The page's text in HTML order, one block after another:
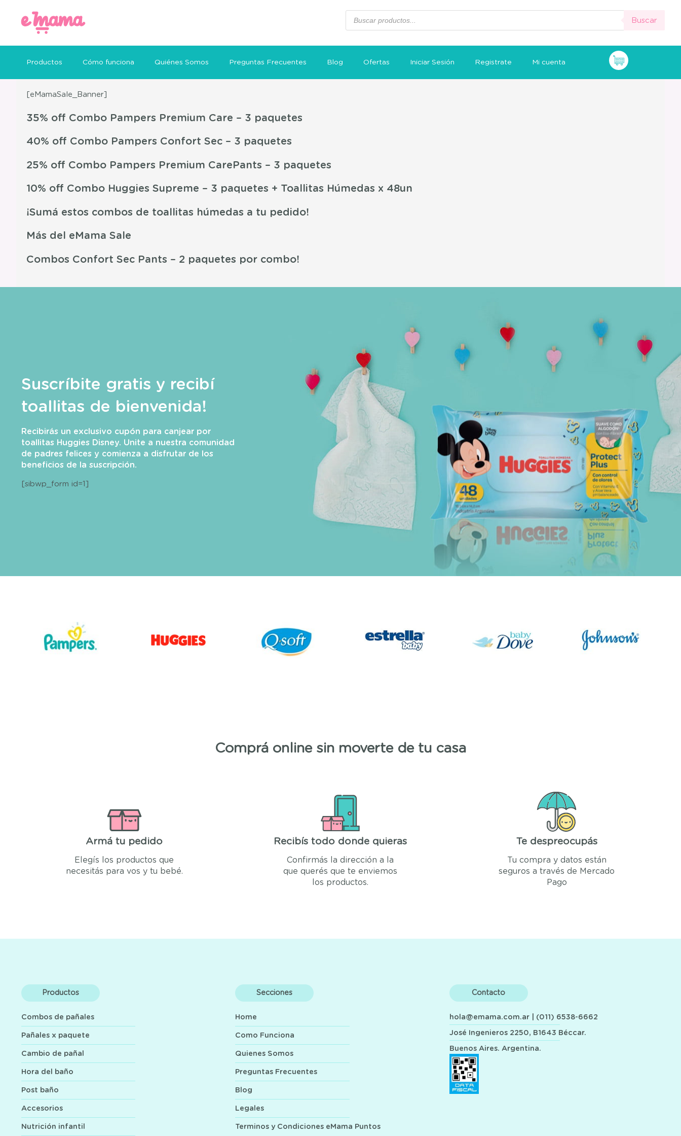
Buscar
Productos Cómo funciona Quiénes Somos Preguntas Frecuentes Blog Ofertas Iniciar Sesión Registrate Mi cuenta
[eMamaSale_Banner]
35% off Combo Pampers Premium Care – 3 paquetes
40% off Combo Pampers Confort Sec – 3 paquetes
25% off Combo Pampers Premium CarePants – 3 paquetes
10% off Combo Huggies Supreme – 3 paquetes + Toallitas Húmedas x 48un
¡Sumá estos combos de toallitas húmedas a tu pedido!
Más del eMama Sale
Combos Confort Sec Pants – 2 paquetes por combo!
Suscríbite gratis y recibí
toallitas de bienvenida!
Recibirás un exclusivo cupón para canjear por
toallitas Huggies Disney. Unite a nuestra comunidad
de padres felices y comienza a disfrutar de los
beneficios de la suscripción.
[sibwp_form id=1]
Comprá online sin moverte de tu casa
Armá tu pedido
Elegís los productos que
necesitás para vos y tu bebé.
Recibís todo donde quieras
Confirmás la dirección a la
que querés que te enviemos
los productos.
Te despreocupás
Tu compra y datos están
seguros a través de Mercado
Pago
Productos
Combos de pañales
Pañales x paquete
Cambio de pañal
Hora del baño
Post baño
Accesorios
Nutrición infantil
Secciones
Home
Como Funciona
Quienes Somos
Preguntas Frecuentes
Blog
Legales
Terminos y Condiciones eMama Puntos
Contacto
hola@emama.com.ar| (011) 6538-6662
José Ingenieros 2250, B1643 Béccar.
Buenos Aires. Argentina.